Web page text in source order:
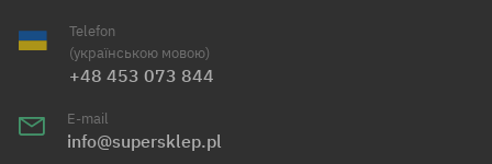
Telefon
(українською мовою)
+48 453 073 844
E-mail
info@supersklep.pl